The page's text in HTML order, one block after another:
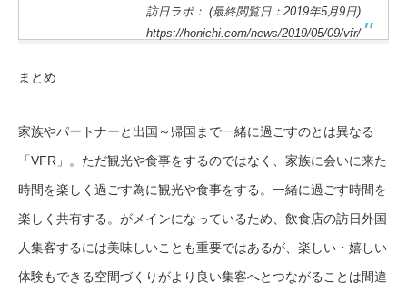
訪日ラボ： (最終閲覧日：2019年5月9日)
https://honichi.com/news/2019/05/09/vfr/
まとめ
家族やパートナーと出国～帰国まで一緒に過ごすのとは異なる
「VFR」。ただ観光や食事をするのではなく、家族に会いに来た
時間を楽しく過ごす為に観光や食事をする。一緒に過ごす時間を
楽しく共有する。がメインになっているため、飲食店の訪日外国
人集客するには美味しいことも重要ではあるが、楽しい・嬉しい
体験もできる空間づくりがより良い集客へとつながることは間違